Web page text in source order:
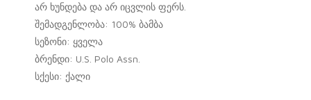
არ ხუნდება და არ იცვლის ფერს.
შემადგენლობა: 100% ბამბა
სეზონი: ყველა
ბრენდი: U.S. Polo Assn.
სქესი: ქალი